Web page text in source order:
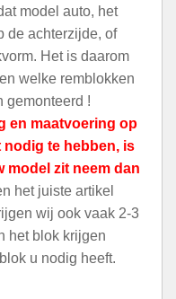
model auto, het
de achterzijde, of
Het is daarom
welke remblokken
gemonteerd !
en maatvoering op
nodig te hebben, is
model zit neem dan
het juiste artikel
wij ook vaak 2-3
het blok krijgen
u nodig heeft.